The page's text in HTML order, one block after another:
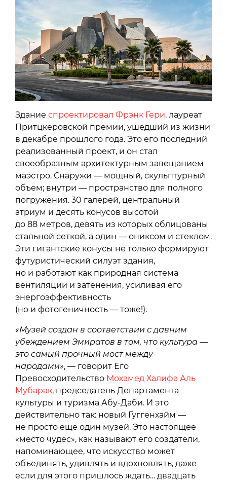
Здание спроектировал Фрэнк Гери, лауреат
Притцкеровской премии, ушедший из жизни
в декабре прошлого года. Это его последний
реализованный проект, и он стал
своеобразным архитектурным завещанием
маэстро. Снаружи — мощный, скульптурный
объем; внутри — пространство для полного
погружения. 30 галерей, центральный
атриум и десять конусов высотой
до 88 метров, девять из которых облицованы
стальной сеткой, а один — ониксом и стеклом.
Эти гигантские конусы не только формируют
футуристический силуэт здания,
но и работают как природная система
вентиляции и затенения, усиливая его
энергоэффективность
(но и фотогеничность — тоже!).
«Музей создан в соответствии с давним
убеждением Эмиратов в том, что культура —
это самый прочный мост между
народами», — говорит Его
Превосходительство Мохамед Халифа Аль
Мубарак, председатель Департамента
культуры и туризма Абу-Даби. И это
действительно так: новый Гуггенхайм —
не просто еще один музей. Это настоящее
«место чудес», как называют его создатели,
напоминающее, что искусство может
объединять, удивлять и вдохновлять, даже
если для этого пришлось ждать… двадцать